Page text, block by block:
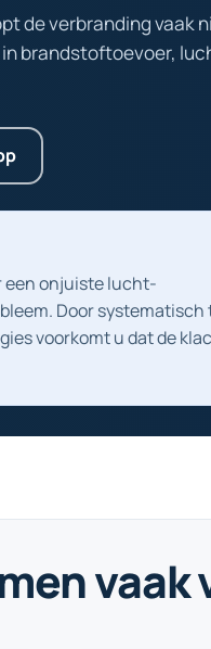
de verbranding vaak
brandstoftoevoer,
een onjuiste lucht-
Door systematisch
voorkomt u dat de
vaak